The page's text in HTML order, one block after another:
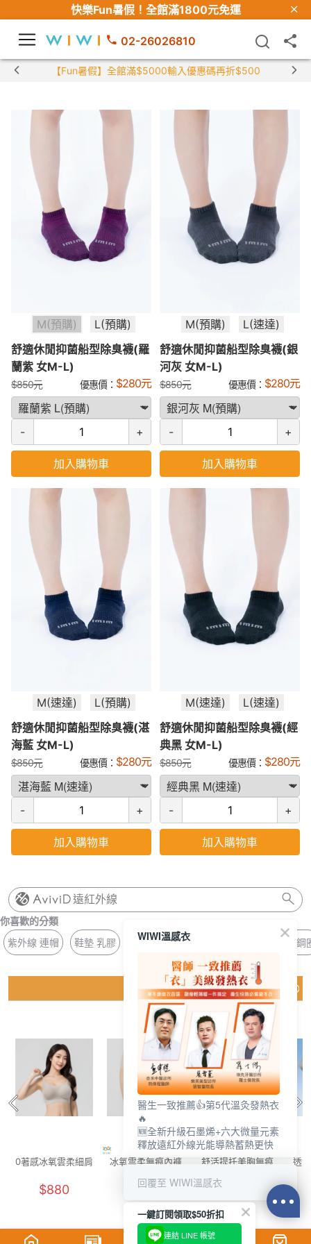
快樂Fun暑假！ 全館滿1800元免運
02-26026810
【Fun暑假】全館滿$5000輸入優惠碼再折$500
M(預購)
L(預購)
舒適休閒抑菌船型除臭襪(羅
蘭紫 女M-L)
$850元 優惠價： $280元
- +
加入購物車
M(預購)
L(速達)
舒適休閒抑菌船型除臭襪(銀
河灰 女M-L)
$850元 優惠價： $280元
- +
加入購物車
M(速達)
L(預購)
舒適休閒抑菌船型除臭襪(湛
海藍 女M-L)
$850元 優惠價： $280元
- +
加入購物車
M(速達)
L(速達)
舒適休閒抑菌船型除臭襪(經
典黑 女M-L)
$850元 優惠價： $280元
- +
加入購物車
遠紅外線
你喜歡的分類
紫外線 連帽
鞋墊 乳膠 涼感 排汗 福袋 遠紅外線 長版 無鋼
猜你喜歡
0著感冰氧雲柔細肩
$880
冰氧雲柔無痕內褲
(燕麥奶 F)
$250
舒活提托美胸無痕
內衣(清新綠 女M-
透
WIWI溫感衣
醫生一致推薦👍第5代溫灸發熱衣
🔥
🆕全新升級石墨烯+六大微量元素
釋放遠紅外線光能導熱蓄熱更快
回覆至 WIWI溫感衣
一鍵訂閱領取$50折扣
連結 LINE 帳號